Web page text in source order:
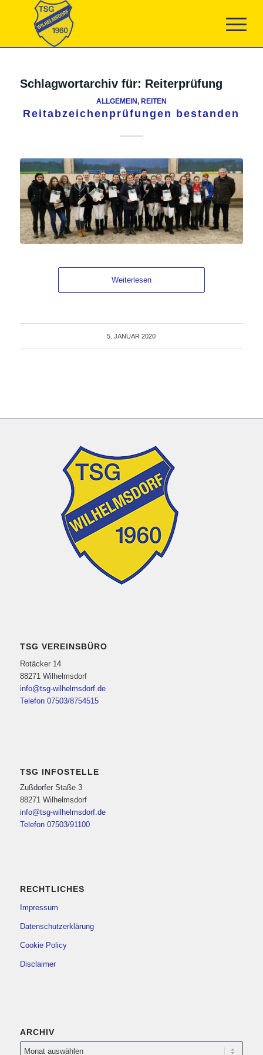
Schlagwortarchiv für: Reiterprüfung
ALLGEMEIN, REITEN
Reitabzeichenprüfungen bestanden
Weiterlesen
5. JANUAR 2020
TSG VEREINSBÜRO
Rotäcker 14
88271 Wilhelmsdorf
info@tsg-wilhelmsdorf.de
Telefon 07503/8754515
TSG INFOSTELLE
Zußdorfer Staße 3
88271 Wilhelmsdorf
info@tsg-wilhelmsdorf.de
Telefon 07503/91100
RECHTLICHES
Impressum
Datenschutzerklärung
Cookie Policy
Disclaimer
ARCHIV